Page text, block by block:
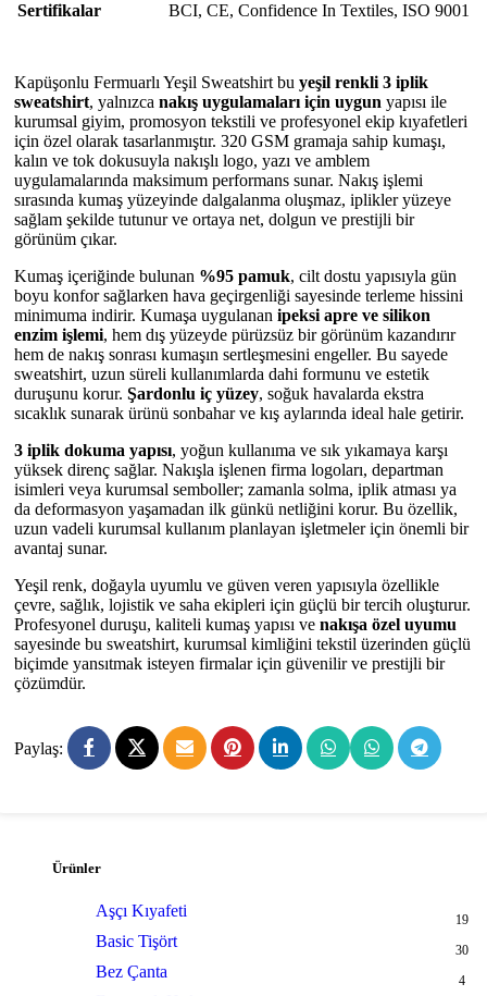
Sertifikalar BCI, CE, Confidence In Textiles, ISO 9001
Kapüşonlu Fermuarlı Yeşil Sweatshirt bu yeşil renkli 3 iplik
sweatshirt, yalnızca nakış uygulamaları için uygun yapısı ile
kurumsal giyim, promosyon tekstili ve profesyonel ekip kıyafetleri
için özel olarak tasarlanmıştır. 320 GSM gramaja sahip kumaşı,
kalın ve tok dokusuyla nakışlı logo, yazı ve amblem
uygulamalarında maksimum performans sunar. Nakış işlemi
sırasında kumaş yüzeyinde dalgalanma oluşmaz, iplikler yüzeye
sağlam şekilde tutunur ve ortaya net, dolgun ve prestijli bir
görünüm çıkar.
Kumaş içeriğinde bulunan %95 pamuk, cilt dostu yapısıyla gün
boyu konfor sağlarken hava geçirgenliği sayesinde terleme hissini
minimuma indirir. Kumaşa uygulanan ipeksi apre ve silikon
enzim işlemi, hem dış yüzeyde pürüzsüz bir görünüm kazandırır
hem de nakış sonrası kumaşın sertleşmesini engeller. Bu sayede
sweatshirt, uzun süreli kullanımlarda dahi formunu ve estetik
duruşunu korur. Şardonlu iç yüzey, soğuk havalarda ekstra
sıcaklık sunarak ürünü sonbahar ve kış aylarında ideal hale getirir.
3 iplik dokuma yapısı, yoğun kullanıma ve sık yıkamaya karşı
yüksek direnç sağlar. Nakışla işlenen firma logoları, departman
isimleri veya kurumsal semboller; zamanla solma, iplik atması ya
da deformasyon yaşamadan ilk günkü netliğini korur. Bu özellik,
uzun vadeli kurumsal kullanım planlayan işletmeler için önemli bir
avantaj sunar.
Yeşil renk, doğayla uyumlu ve güven veren yapısıyla özellikle
çevre, sağlık, lojistik ve saha ekipleri için güçlü bir tercih oluşturur.
Profesyonel duruşu, kaliteli kumaş yapısı ve nakışa özel uyumu
sayesinde bu sweatshirt, kurumsal kimliğini tekstil üzerinden güçlü
biçimde yansıtmak isteyen firmalar için güvenilir ve prestijli bir
çözümdür.
Paylaş:
Ürünler
Aşçı Kıyafeti 19
Basic Tişört 30
Bez Çanta 4